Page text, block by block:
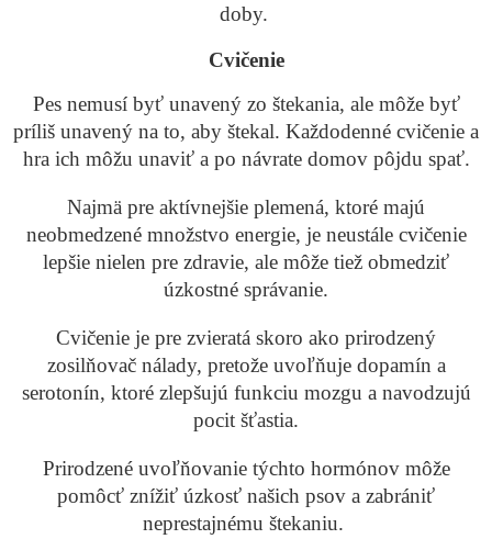
doby.
Cvičenie
Pes nemusí byť unavený zo štekania, ale môže byť
príliš unavený na to, aby štekal. Každodenné cvičenie a
hra ich môžu unaviť a po návrate domov pôjdu spať.
Najmä pre aktívnejšie plemená, ktoré majú
neobmedzené množstvo energie, je neustále cvičenie
lepšie nielen pre zdravie, ale môže tiež obmedziť
úzkostné správanie.
Cvičenie je pre zvieratá skoro ako prirodzený
zosilňovač nálady, pretože uvoľňuje dopamín a
serotonín, ktoré zlepšujú funkciu mozgu a navodzujú
pocit šťastia.
Prirodzené uvoľňovanie týchto hormónov môže
pomôcť znížiť úzkosť našich psov a zabrániť
neprestajnému štekaniu.